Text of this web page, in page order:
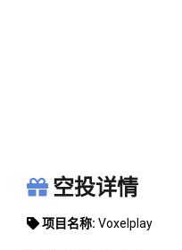
空投详情
项目名称: Voxelplay